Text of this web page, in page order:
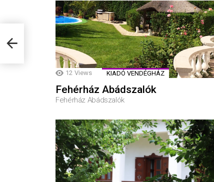
12 Views KIADÓ VENDÉGHÁZ
Fehérház Abádszalók
Fehérház Abádszalók